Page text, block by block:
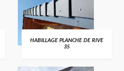
HABILLAGE PLANCHE DE RIVE
35